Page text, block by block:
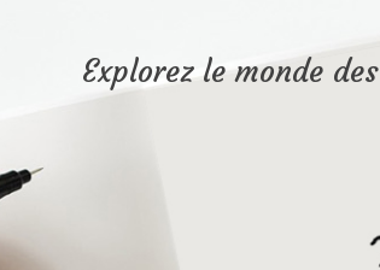
Explorez le monde